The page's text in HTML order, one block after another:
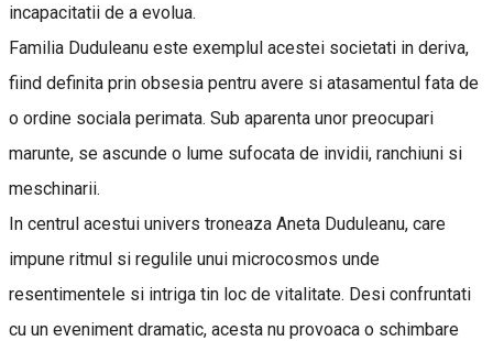
incapacitatii de a evolua.
Familia Duduleanu este exemplul acestei societati in deriva,
fiind definita prin obsesia pentru avere si atasamentul fata de
o ordine sociala perimata. Sub aparenta unor preocupari
marunte, se ascunde o lume sufocata de invidii, ranchiuni si
meschinarii.
In centrul acestui univers troneaza Aneta Duduleanu, care
impune ritmul si regulile unui microcosmos unde
resentimentele si intriga tin loc de vitalitate. Desi confruntati
cu un eveniment dramatic, acesta nu provoaca o schimbare